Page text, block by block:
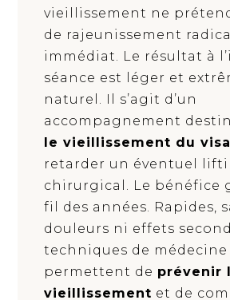
vieillissement ne
de rajeunissement
immédiat. Le résultat à
séance est léger et
naturel. Il s’agit d’un
accompagnement
le vieillissement du
retarder un éventuel
chirurgical. Le bénéfice
fil des années. Rapides,
douleurs ni effets
techniques de
permettent de prévenir
vieillissement et de